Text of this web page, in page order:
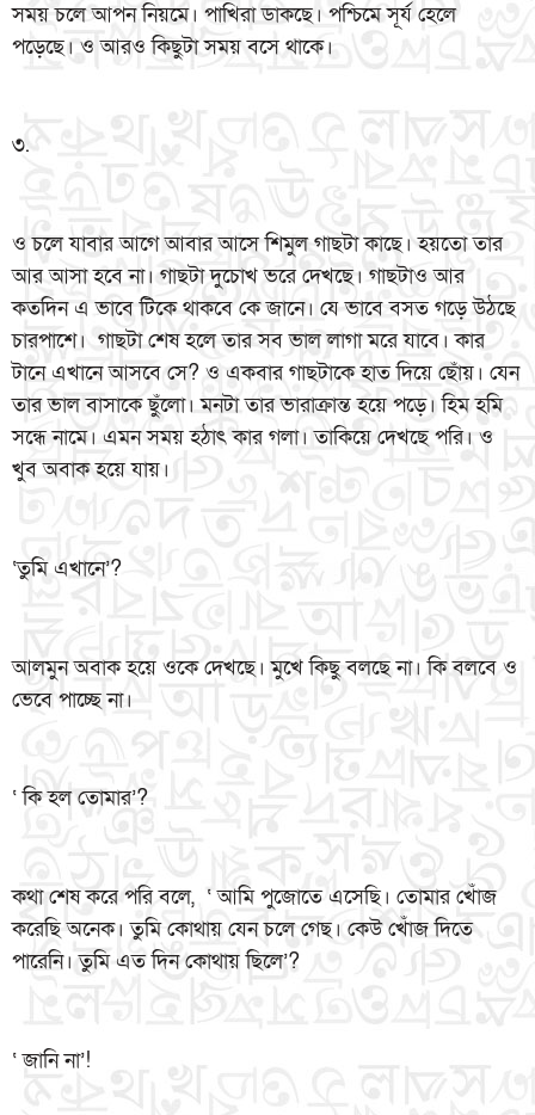
সময় চলে আপন নিয়মে। পাখিরা ডাকছে। পশ্চিমে সূর্য হেলে
পড়েছে। ও আরও কিছুটা সময় বসে থাকে।
৩.
ও চলে যাবার আগে আবার আসে শিমুল গাছটা কাছে। হয়তো তার
আর আসা হবে না। গাছটা দুচোখ ভরে দেখছে। গাছটাও আর
কতদিন এ ভাবে টিকে থাকবে কে জানে। যে ভাবে বসত গড়ে উঠছে
চারপাশে। গাছটা শেষ হলে তার সব ভাল লাগা মরে যাবে। কার
টানে এখানে আসবে সে? ও একবার গাছটাকে হাত দিয়ে ছোঁয়। যেন
তার ভাল বাসাকে ছুঁলো। মনটা তার ভারাক্রান্ত হয়ে পড়ে। হিম হমি
সন্ধে নামে। এমন সময় হঠাৎ কার গলা। তাকিয়ে দেখছে পরি। ও
খুব অবাক হয়ে যায়।
‘তুমি এখানে’?
আলমুন অবাক হয়ে ওকে দেখছে। মুখে কিছু বলছে না। কি বলবে ও
ভেবে পাচ্ছে না।
‘ কি হল তোমার’?
কথা শেষ করে পরি বলে, ‘ আমি পুজোতে এসেছি। তোমার খোঁজ
করেছি অনেক। তুমি কোথায় যেন চলে গেছ। কেউ খোঁজ দিতে
পারেনি। তুমি এত দিন কোথায় ছিলে’?
‘ জানি না’!